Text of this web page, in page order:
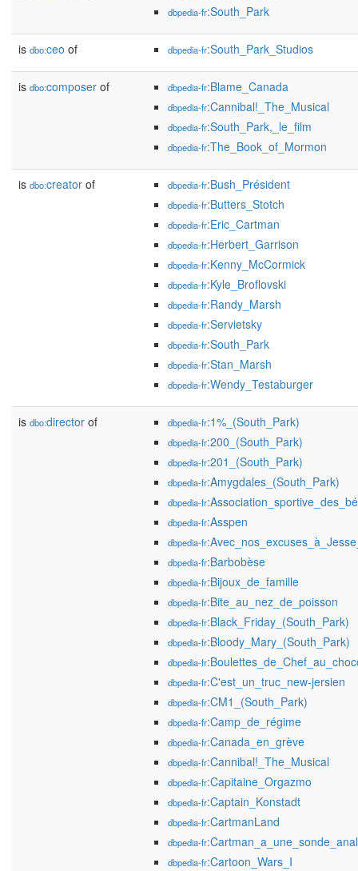
dbpedia-fr:South_Park
is dbo:ceo of dbpedia-fr:South_Park_Studios
is dbo:composer of dbpedia-fr:Blame_Canada
dbpedia-fr:Cannibal!_The_Musical
dbpedia-fr:South_Park,_le_film
dbpedia-fr:The_Book_of_Mormon
is dbo:creator of dbpedia-fr:Bush_Président
dbpedia-fr:Butters_Stotch
dbpedia-fr:Eric_Cartman
dbpedia-fr:Herbert_Garrison
dbpedia-fr:Kenny_McCormick
dbpedia-fr:Kyle_Broflovski
dbpedia-fr:Randy_Marsh
dbpedia-fr:Servietsky
dbpedia-fr:South_Park
dbpedia-fr:Stan_Marsh
dbpedia-fr:Wendy_Testaburger
is dbo:director of dbpedia-fr:1%_(South_Park)
dbpedia-fr:200_(South_Park)
dbpedia-fr:201_(South_Park)
dbpedia-fr:Amygdales_(South_Park)
dbpedia-fr
dbpedia-fr:Asspen
dbpedia-fr
dbpedia-fr:Barbobèse
dbpedia-fr:Bijoux_de_famille
dbpedia-fr:Bite_au_nez_de_poisson
dbpedia-fr:Black_Friday_(South_Park)
dbpedia-fr:Bloody_Mary_(South_Park)
dbpedia-fr
dbpedia-fr:C'est_un_truc_new-jersien
dbpedia-fr:CM1_(South_Park)
dbpedia-fr:Camp_de_régime
dbpedia-fr:Canada_en_grève
dbpedia-fr:Cannibal!_The_Musical
dbpedia-fr:Capitaine_Orgazmo
dbpedia-fr:Captain_Konstadt
dbpedia-fr:CartmanLand
dbpedia-fr
dbpedia-fr:Cartoon_Wars_I